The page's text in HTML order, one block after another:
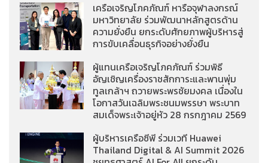
เครือเจริญโภคภัณฑ์ หารือจุฬาลงกรณ์
มหาวิทยาลัย ร่วมพัฒนาหลักสูตรด้าน
ความยั่งยืน ยกระดับศักยภาพผู้บริหารสู่
การขับเคลื่อนธุรกิจอย่างยั่งยืน
ผู้แทนเครือเจริญโภคภัณฑ์ ร่วมพิธี
อัญเชิญเครื่องราชสักการะและพานพุ่ม
ทูลเกล้าฯ ถวายพระพรชัยมงคล เนื่องใน
โอกาสวันเฉลิมพระชนมพรรษา พระบาท
สมเด็จพระเจ้าอยู่หัว 28 กรกฎาคม 2569
ผู้บริหารเครือซีพี ร่วมเวที Huawei
Thailand Digital & AI Summit 2026